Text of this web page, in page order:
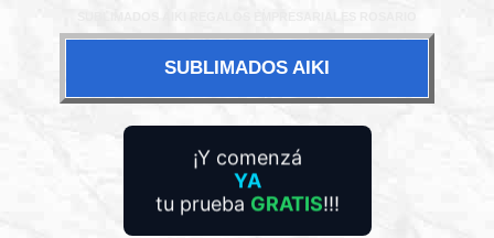
SUBLIMADOS AIKI
¿Querés mejorar tu
experiencia con
WhatsApp?
¡Y comenzá
YA
tu prueba GRATIS!!!